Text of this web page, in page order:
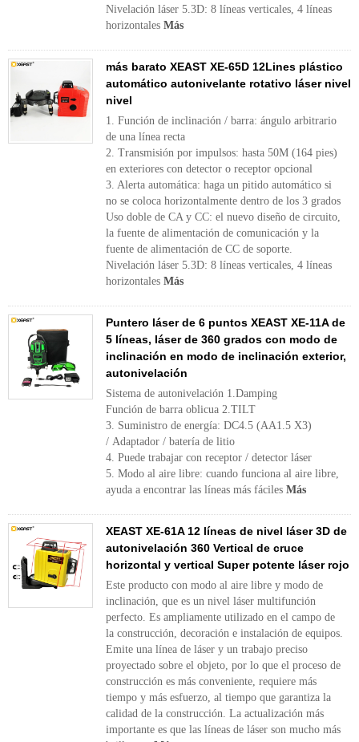
Nivelación láser 5.3D: 8 líneas verticales, 4 líneas
horizontales Más
más barato XEAST XE-65D 12Lines plástico
automático autonivelante rotativo láser nivel
nivel
1. Función de inclinación / barra: ángulo arbitrario
de una línea recta
2. Transmisión por impulsos: hasta 50M (164 pies)
en exteriores con detector o receptor opcional
3. Alerta automática: haga un pitido automático si
no se coloca horizontalmente dentro de los 3 grados
Uso doble de CA y CC: el nuevo diseño de circuito,
la fuente de alimentación de comunicación y la
fuente de alimentación de CC de soporte.
Nivelación láser 5.3D: 8 líneas verticales, 4 líneas
horizontales Más
Puntero láser de 6 puntos XEAST XE-11A de
5 líneas, láser de 360 ​​grados con modo de
inclinación en modo de inclinación exterior,
autonivelación
Sistema de autonivelación 1.Damping
Función de barra oblicua 2.TILT
3. Suministro de energía: DC4.5 (AA1.5 X3)
/ Adaptador / batería de litio
4. Puede trabajar con receptor / detector láser
5. Modo al aire libre: cuando funciona al aire libre,
ayuda a encontrar las líneas más fáciles Más
XEAST XE-61A 12 líneas de nivel láser 3D de
autonivelación 360 Vertical de cruce
horizontal y vertical Super potente láser rojo
Este producto con modo al aire libre y modo de
inclinación, que es un nivel láser multifunción
perfecto. Es ampliamente utilizado en el campo de
la construcción, decoración e instalación de equipos.
Emite una línea de láser y un trabajo preciso
proyectado sobre el objeto, por lo que el proceso de
construcción es más conveniente, requiere más
tiempo y más esfuerzo, al tiempo que garantiza la
calidad de la construcción. La actualización más
importante es que las líneas de láser son mucho más